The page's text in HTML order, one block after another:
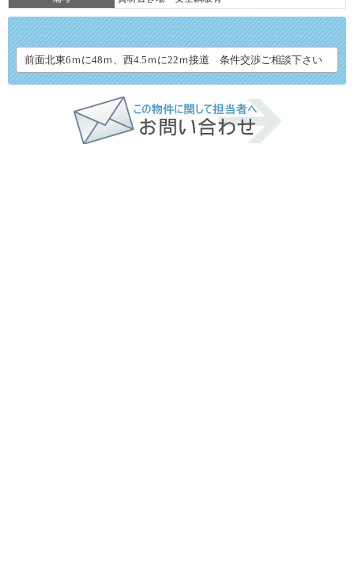
前面北東6ｍに48ｍ、西4.5ｍに22ｍ接道 条件交渉ご相談下さい